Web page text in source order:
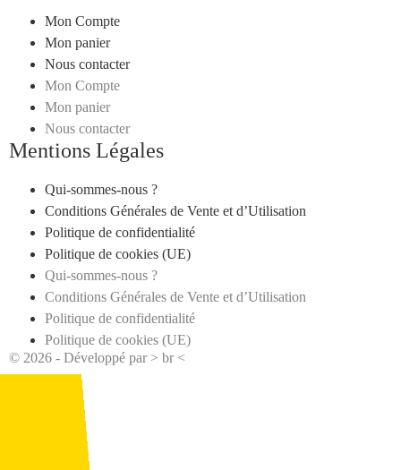
Mon Compte
Mon panier
Nous contacter
Mon Compte
Mon panier
Nous contacter
Mentions Légales
Qui-sommes-nous ?
Conditions Générales de Vente et d’Utilisation
Politique de confidentialité
Politique de cookies (UE)
Qui-sommes-nous ?
Conditions Générales de Vente et d’Utilisation
Politique de confidentialité
Politique de cookies (UE)
© 2026 - Développé par > br <